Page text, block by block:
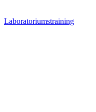
Laboratoriumstraining